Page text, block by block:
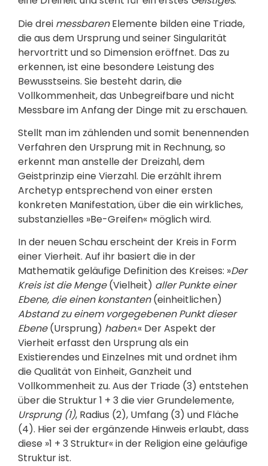
Die drei messbarenElemente bilden eine Triade,
die aus dem Ursprung und seiner Singularität
hervortritt und so Dimension eröffnet. Das zu
erkennen, ist eine besondere Leistung des
Bewusstseins. Sie besteht darin, die
Vollkommenheit, das Unbegreifbare und nicht
Messbare im Anfang der Dinge mit zu erschauen.
Stellt man im zählenden und somit benennenden
Verfahren den Ursprung mit in Rechnung, so
erkennt man anstelle der Dreizahl, dem
Geistprinzip eine Vierzahl. Die erzählt ihrem
Archetyp entsprechend von einer ersten
konkreten Manifestation, über die ein wirkliches,
substanzielles »Be-Greifen« möglich wird.
In der neuen Schau erscheint der Kreis in Form
einer Vierheit. Auf ihr basiert die in der
Mathematik geläufige Definition des Kreises: »Der
Kreis ist die Menge(Vielheit) aller Punkte einer
Ebene, die einen konstanten(einheitlichen)
Abstand zu einem vorgegebenen Punkt dieser
Ebene(Ursprung) haben.« Der Aspekt der
Vierheit erfasst den Ursprung als ein
Existierendes und Einzelnes mit und ordnet ihm
die Qualität von Einheit, Ganzheit und
Vollkommenheit zu. Aus der Triade (3) entstehen
über die Struktur 1 + 3 die vier Grundelemente,
Ursprung (1), Radius (2), Umfang (3) und Fläche
(4). Hier sei der ergänzende Hinweis erlaubt, dass
diese »1 + 3 Struktur« in der Religion eine geläufige
Struktur ist.